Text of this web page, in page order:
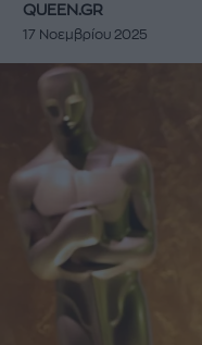
QUEEN.GR
17 Νοεμβρίου 2025